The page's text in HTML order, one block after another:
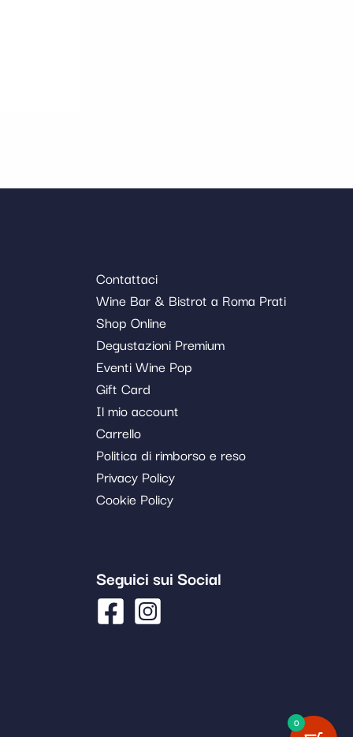
Contattaci
Wine Bar & Bistrot a Roma Prati
Shop Online
Degustazioni Premium
Eventi Wine Pop
Gift Card
Il mio account
Carrello
Politica di rimborso e reso
Privacy Policy
Cookie Policy
Seguici sui Social
0